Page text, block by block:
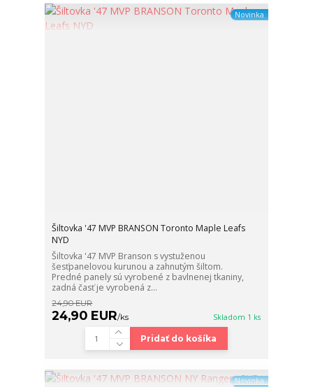
Novinka
Šiltovka '47 MVP BRANSON Toronto Maple Leafs
NYD
Šiltovka '47 MVP Branson s vystuženou
šesťpanelovou kurunou a zahnutým šiltom.
Predné panely sú vyrobené z bavlnenej tkaniny,
zadná časť je vyrobená z...
24,90 EUR
24,90 EUR/ks Skladom 1 ks
Pridať do košíka
Novinka